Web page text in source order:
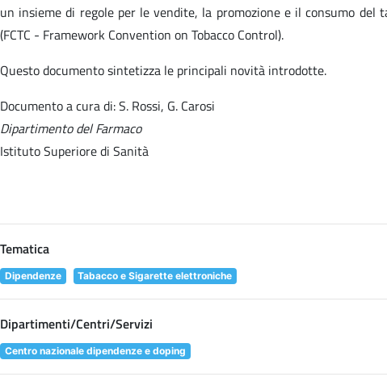
un insieme di regole per le vendite, la promozione e il consumo del
(FCTC - Framework Convention on Tobacco Control).
Questo documento sintetizza le principali novità introdotte.
Documento a cura di: S. Rossi, G. Carosi
Dipartimento del Farmaco
Istituto Superiore di Sanità
Tematica
Dipendenze Tabacco e Sigarette elettroniche
Dipartimenti/Centri/Servizi
Centro nazionale dipendenze e doping